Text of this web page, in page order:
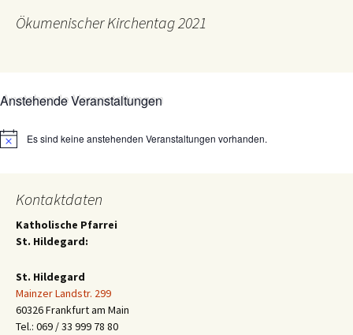
Ökumenischer Kirchentag 2021
Anstehende Veranstaltungen
HinweisEs sind keine anstehenden Veranstaltungen vorhanden.
Kontaktdaten
Katholische Pfarrei
St. Hildegard:
St. Hildegard
Mainzer Landstr. 299
60326 Frankfurt am Main
Tel.: 069 / 33 999 78 80